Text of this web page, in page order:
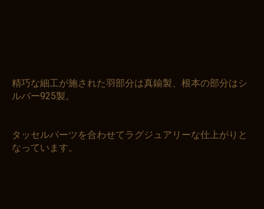
精巧な細工が施された羽部分は真鍮製、根本の部分はシ
ルバー925製。
タッセルパーツを合わせてラグジュアリーな仕上がりと
なっています。